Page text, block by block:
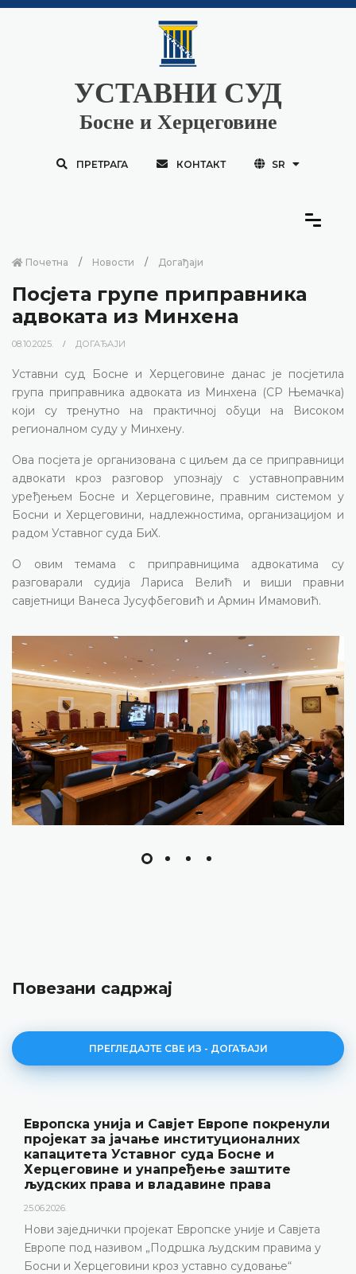
УСТАВНИ СУД
Босне и Херцеговине
ПРЕТРАГА КОНТАКТ SR
Почетна Новости Догађаји
Посјета групе приправника
адвоката из Минхена
08.10.2025. ДОГАЂАЈИ
Уставни суд Босне и Херцеговине данас је посјетила
група приправника адвоката из Минхена (СР Њемачка)
који су тренутно на практичној обуци на Високом
регионалном суду у Минхену.
Ова посјета је организована с циљем да се приправници
адвокати кроз разговор упознају с уставноправним
уређењем Босне и Херцеговине, правним системом у
Босни и Херцеговини, надлежностима, организацијом и
радом Уставног суда БиХ.
О овим темама с приправницима адвокатима су
разговарали судија Лариса Велић и виши правни
савјетници Ванеса Јусуфбеговић и Армин Имамовић.
Повезани садржај
ПРЕГЛЕДАЈТЕ СВЕ ИЗ - ДОГАЂАЈИ
Европска унија и Савјет Европе покренули
пројекат за јачање институционалних
капацитета Уставног суда Босне и
Херцеговине и унапређење заштите
људских права и владавине права
25.06.2026.
Нови заједнички пројекат Европске уније и Савјета
Европе под називом „Подршка људским правима у
Босни и Херцеговини кроз уставно судовање“